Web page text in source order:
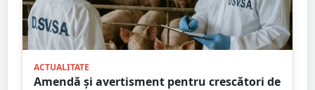
ACTUALITATE
Amendă și avertisment pentru crescători de